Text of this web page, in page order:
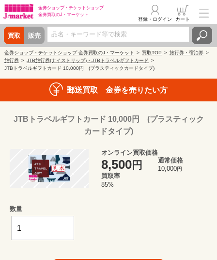
金券ショップ・ チケットショップ
金券買取のJ・マーケット
買取 販売
登録・ログイン カート
金券ショップ・チケットショップ 金券買取のJ・マーケット 買取TOP
旅行券・宿泊券
旅行券
JTB旅行券(ナイストリップ)・JTBトラベルギフトカード
JTBトラベルギフトカード 10,000円 (プラスティックカードタイプ)
郵送買取 金券を売りたい方
JTBトラベルギフトカード 10,000円 (プラスティック
カードタイプ)
オンライン買取価格
8,500円
通常価格
10,000円
買取率
85%
数量